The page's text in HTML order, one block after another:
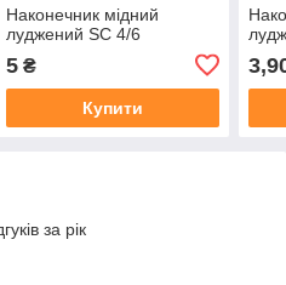
Наконечник мідний
луджений SC 4/6
5₴
Купити
за рік